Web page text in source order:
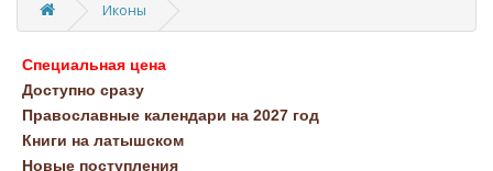
Иконы
Специальная цена
Доступно сразу
Православные календари на 2027 год
Книги на латышском
Новые поступления